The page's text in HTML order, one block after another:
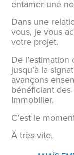
entamer une
Dans une
vous, je vous
votre projet.
De
jusqu’à la
avançons
bénéficiant
Immobilier.
C’est le
À très vite,